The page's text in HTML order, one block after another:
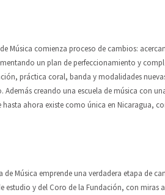
Música comienza proceso de cambios:
un plan de perfeccionamiento y
práctica coral, banda y modalidades
creando una escuela de música con
hasta ahora existe como única en Nicaragua,
de Música emprende una verdadera etapa de
estudio y del Coro de la Fundación, con miras